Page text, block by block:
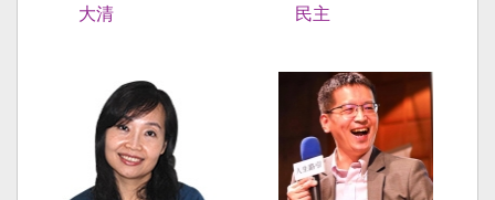
大清
民主